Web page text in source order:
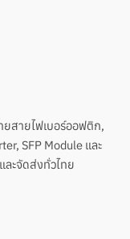
ยสายไฟเบอร์ออฟติก,
SFP Module และ
ะจัดส่งทั่วไทย